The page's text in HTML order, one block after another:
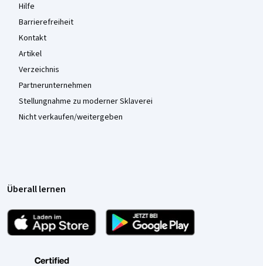
Hilfe
Barrierefreiheit
Kontakt
Artikel
Verzeichnis
Partnerunternehmen
Stellungnahme zu moderner Sklaverei
Nicht verkaufen/weitergeben
Überall lernen